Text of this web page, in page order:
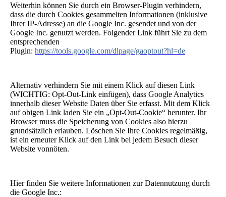
Weiterhin können Sie durch ein Browser-Plugin verhindern,
dass die durch Cookies gesammelten Informationen (inklusive
Ihrer IP-Adresse) an die Google Inc. gesendet und von der
Google Inc. genutzt werden. Folgender Link führt Sie zu dem
entsprechenden
Plugin: https://tools.google.com/dlpage/gaoptout?hl=de
Alternativ verhindern Sie mit einem Klick auf diesen Link
(WICHTIG: Opt-Out-Link einfügen), dass Google Analytics
innerhalb dieser Website Daten über Sie erfasst. Mit dem Klick
auf obigen Link laden Sie ein „Opt-Out-Cookie“ herunter. Ihr
Browser muss die Speicherung von Cookies also hierzu
grundsätzlich erlauben. Löschen Sie Ihre Cookies regelmäßig,
ist ein erneuter Klick auf den Link bei jedem Besuch dieser
Website vonnöten.
Hier finden Sie weitere Informationen zur Datennutzung durch
die Google Inc.: